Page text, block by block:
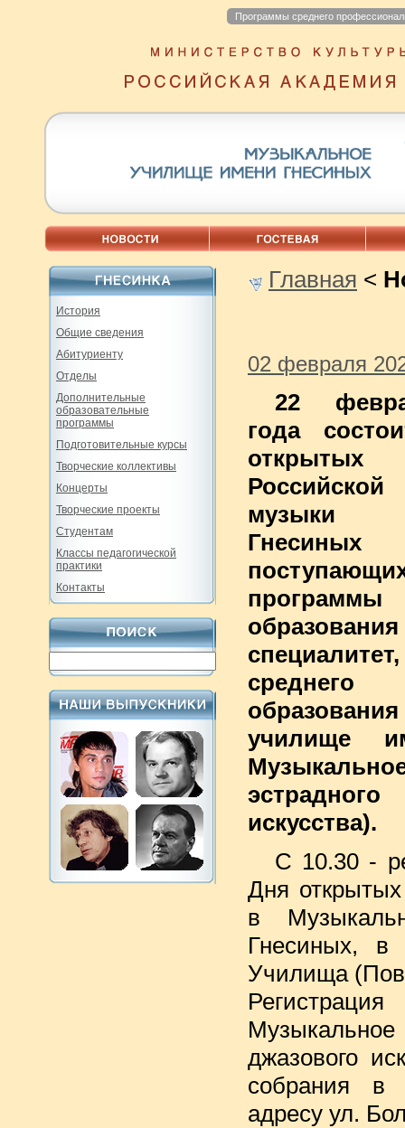
Программы среднего
История
Общие сведения
Абитуриенту
Отделы
Дополнительные
образовательные
программы
Подготовительные курсы
Творческие коллективы
Концерты
Творческие проекты
Студентам
Классы педагогической
практики
Контакты
Главная <
02 февраля
22
года
музыки
среднего
училище
искусства).
С 10.30 -
Дня
в
Гнесиных, в
Училища
Музыкальное
джазового
собрания в
адресу ул.